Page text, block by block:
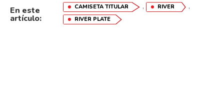
En este
artículo:
CAMISETA TITULAR , RIVER ,
RIVER PLATE